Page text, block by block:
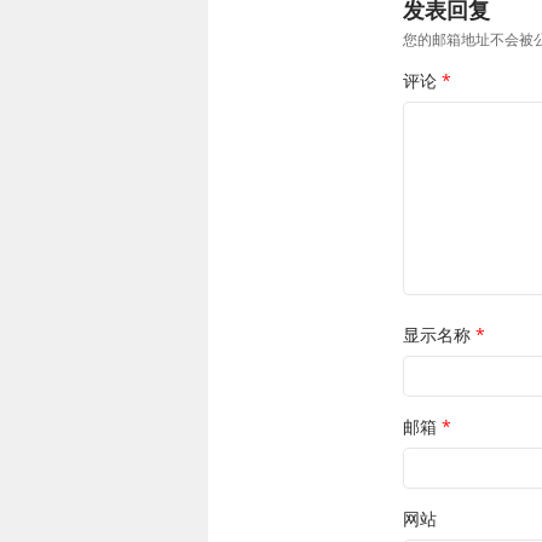
发表回复
您的邮箱地址不会被
评论 *
显示名称 *
邮箱 *
网站